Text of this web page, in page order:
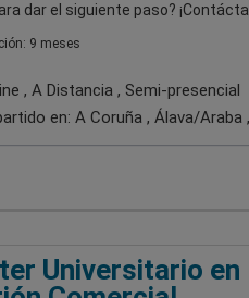
dar el siguiente paso?
9 meses
, A Distancia , Semi-presencial
en: A Coruña , Álava/Araba
Universitario